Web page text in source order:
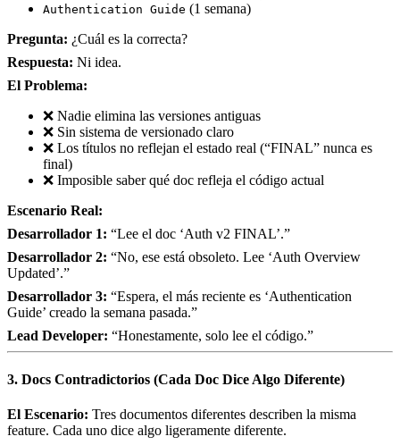
Authentication Guide (1 semana)
Pregunta: ¿Cuál es la correcta?
Respuesta: Ni idea.
El Problema:
❌ Nadie elimina las versiones antiguas
❌ Sin sistema de versionado claro
❌ Los títulos no reflejan el estado real (“FINAL” nunca es
final)
❌ Imposible saber qué doc refleja el código actual
Escenario Real:
Desarrollador 1: “Lee el doc ‘Auth v2 FINAL’.”
Desarrollador 2: “No, ese está obsoleto. Lee ‘Auth Overview
Updated’.”
Desarrollador 3: “Espera, el más reciente es ‘Authentication
Guide’ creado la semana pasada.”
Lead Developer: “Honestamente, solo lee el código.”
3. Docs Contradictorios (Cada Doc Dice Algo Diferente)
El Escenario: Tres documentos diferentes describen la misma
feature. Cada uno dice algo ligeramente diferente.